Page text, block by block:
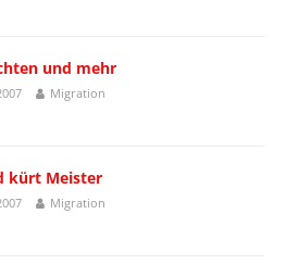
und mehr
Migration
kürt Meister
Migration